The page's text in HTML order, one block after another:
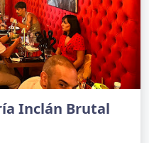
Inclán Brutal